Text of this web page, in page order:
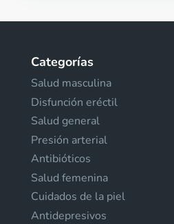
Categorías
Salud masculina
Disfunción eréctil
Salud general
Presión arterial
Antibióticos
Salud femenina
Cuidados de la piel
Antidepresivos